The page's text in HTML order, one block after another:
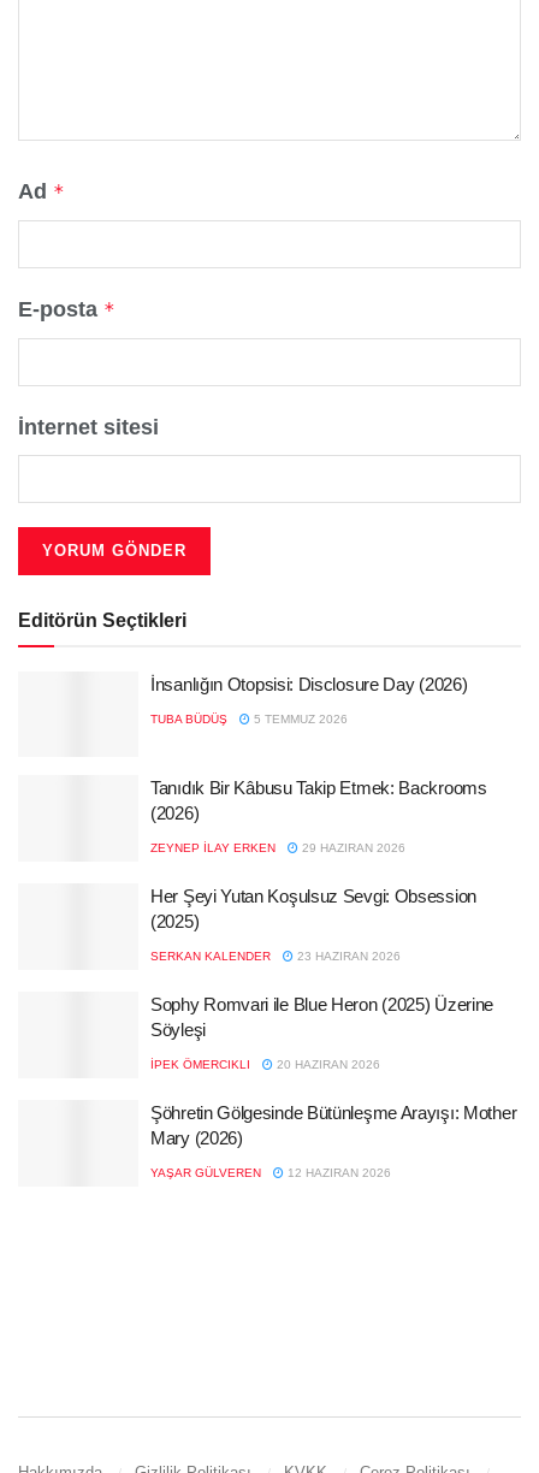
Ad *
E-posta *
İnternet sitesi
Editörün Seçtikleri
İnsanlığın Otopsisi: Disclosure Day (2026)
TUBA BÜDÜŞ 5 TEMMUZ 2026
Tanıdık Bir Kâbusu Takip Etmek: Backrooms
(2026)
ZEYNEP İLAY ERKEN 29 HAZIRAN 2026
Her Şeyi Yutan Koşulsuz Sevgi: Obsession
(2025)
SERKAN KALENDER 23 HAZIRAN 2026
Sophy Romvari ile Blue Heron (2025) Üzerine
Söyleşi
İPEK ÖMERCIKLI 20 HAZIRAN 2026
Şöhretin Gölgesinde Bütünleşme Arayışı: Mother
Mary (2026)
YAŞAR GÜLVEREN 12 HAZIRAN 2026